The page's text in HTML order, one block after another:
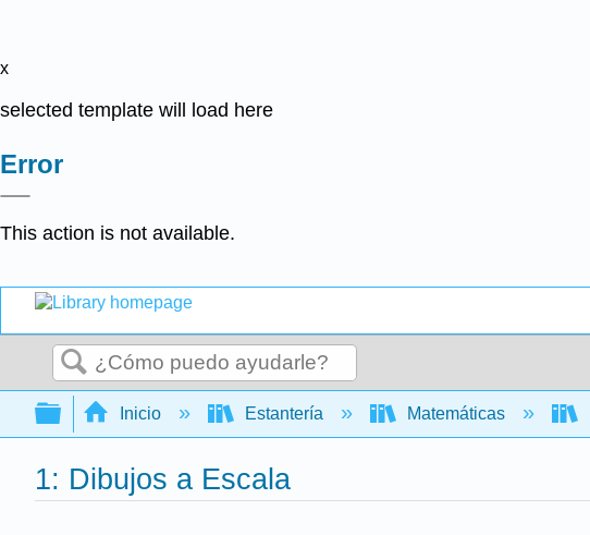
x
selected template will load here
Error
This action is not available.
Buscar
Expandir/contraer jerarquía global
Inicio Estantería Matemáticas
1: Dibujos a Escala